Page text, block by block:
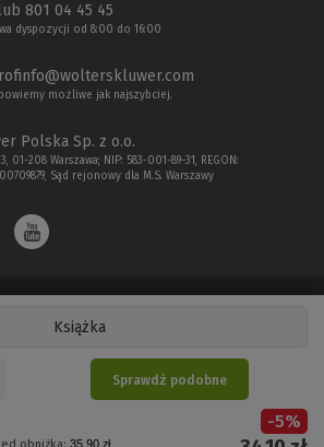
Książka
obniżką:35,90 zł
-5%
Sprawdź podobne
801 04 45 45
dyspozycji od 8:00 do 16:00
możliwe jak najszybciej.
Polska Sp. z o.o.
01-208 Warszawa; NIP: 583-001-89-31, REGON:
Sąd rejonowy dla M.S. Warszawy
Kluwer Polska Sp. z o.o.